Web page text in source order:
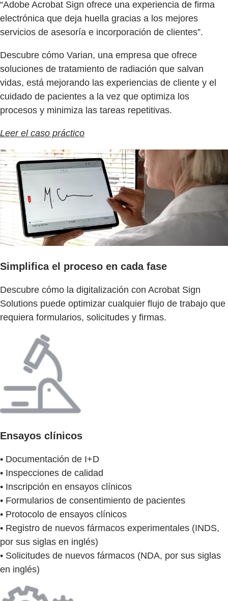
“Adobe Acrobat Sign ofrece una experiencia de firma
electrónica que deja huella gracias a los mejores
servicios de asesoría e incorporación de clientes”.
Descubre cómo Varian, una empresa que ofrece
soluciones de tratamiento de radiación que salvan
vidas, está mejorando las experiencias de cliente y el
cuidado de pacientes a la vez que optimiza los
procesos y minimiza las tareas repetitivas.
Leer el caso práctico
Simplifica el proceso en cada fase
Descubre cómo la digitalización con Acrobat Sign
Solutions puede optimizar cualquier flujo de trabajo que
requiera formularios, solicitudes y firmas.
Ensayos clínicos
• Documentación de I+D
• Inspecciones de calidad
• Inscripción en ensayos clínicos
• Formularios de consentimiento de pacientes
• Protocolo de ensayos clínicos
• Registro de nuevos fármacos experimentales (INDS,
por sus siglas en inglés)
• Solicitudes de nuevos fármacos (NDA, por sus siglas
en inglés)